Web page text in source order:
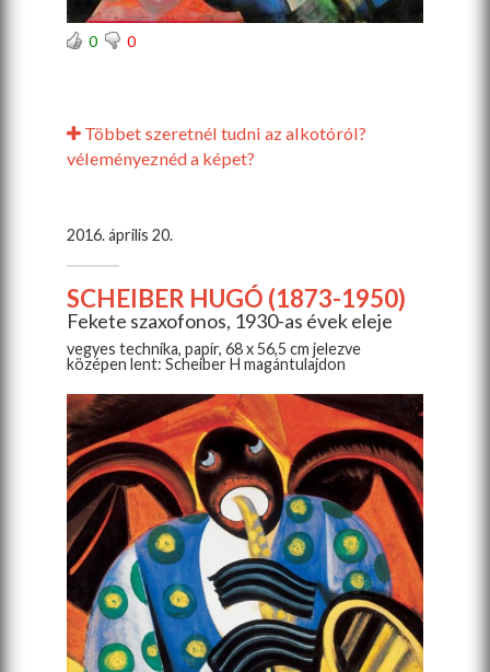
0 0
Többet szeretnél tudni az alkotóról?
véleményeznéd a képet?
2016. április 20.
SCHEIBER HUGÓ (1873-1950)
Fekete szaxofonos, 1930-as évek eleje
vegyes technika, papír, 68 x 56,5 cm jelezve
középen lent: Scheiber H magántulajdon